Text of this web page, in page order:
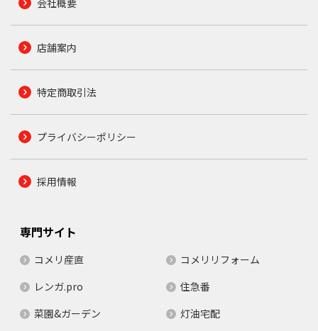
店舗案内
特定商取引法
プライバシーポリシー
採用情報
専門サイト
コメリ産直
コメリリフォーム
レンガ.pro
住急番
菜園&ガーデン
灯油宅配